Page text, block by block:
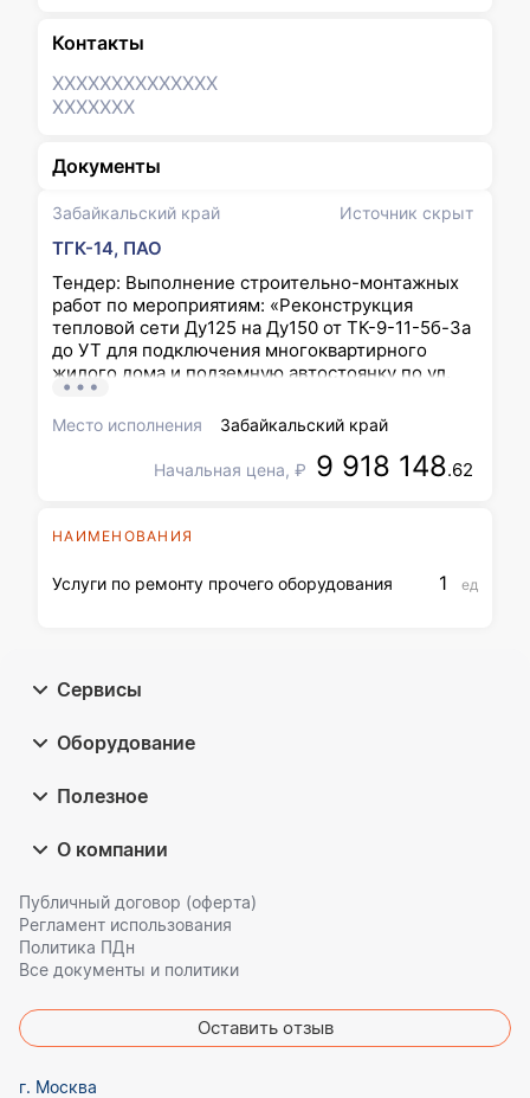
Забайкальский край Источник скрыт
ТГК-14, ПАО
Тендер: Выполнение строительно-монтажных
работ по мероприятиям: «Реконструкция
тепловой сети Ду125 на Ду150 от ТК-9-11-5б-3а
до УТ для подключения многоквартирного
жилого дома и подземную автостоянку по ул.
Кайдаловская, 45»; «Реконструкция тепловой
сети Ду150 на Ду200 от ТК-9-11-5б-3а-1 для
подключения многоквартирного жилого дома и
подземную автостоянку по ул. Кайдаловская,
45» для нужд энергетического комплекса
Место исполнения Забайкальский край
Начальная цена, ₽ 9 918 148.62
НАИМЕНОВАНИЯ
Услуги по ремонту прочего оборудования 1 ед
Контакты
XXXXXXXXXXXXXX
XXXXXXX
Документы
Сервисы
Оборудование
Полезное
О компании
Публичный договор (оферта)
Регламент использования
Политика ПДн
Все документы и политики
Оставить отзыв
г. Москва